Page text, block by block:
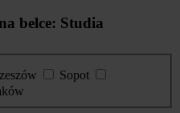
belce: Studia
Sopot